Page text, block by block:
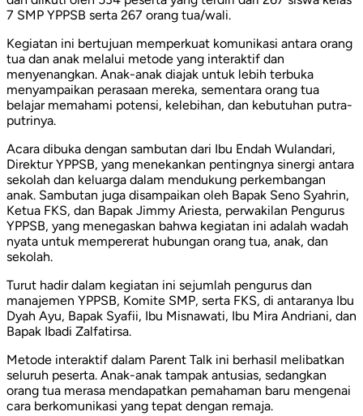
7 SMP YPPSB serta 267 orang tua/wali.
Kegiatan ini bertujuan memperkuat komunikasi antara orang
tua dan anak melalui metode yang interaktif dan
menyenangkan. Anak-anak diajak untuk lebih terbuka
menyampaikan perasaan mereka, sementara orang tua
belajar memahami potensi, kelebihan, dan kebutuhan putra-
putrinya.
Acara dibuka dengan sambutan dari Ibu Endah Wulandari,
Direktur YPPSB, yang menekankan pentingnya sinergi antara
sekolah dan keluarga dalam mendukung perkembangan
anak. Sambutan juga disampaikan oleh Bapak Seno Syahrin,
Ketua FKS, dan Bapak Jimmy Ariesta, perwakilan Pengurus
YPPSB, yang menegaskan bahwa kegiatan ini adalah wadah
nyata untuk mempererat hubungan orang tua, anak, dan
sekolah.
Turut hadir dalam kegiatan ini sejumlah pengurus dan
manajemen YPPSB, Komite SMP, serta FKS, di antaranya Ibu
Dyah Ayu, Bapak Syafii, Ibu Misnawati, Ibu Mira Andriani, dan
Bapak Ibadi Zalfatirsa.
Metode interaktif dalam Parent Talk ini berhasil melibatkan
seluruh peserta. Anak-anak tampak antusias, sedangkan
orang tua merasa mendapatkan pemahaman baru mengenai
cara berkomunikasi yang tepat dengan remaja.